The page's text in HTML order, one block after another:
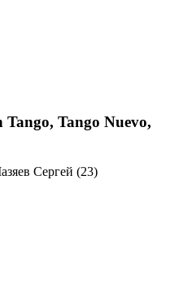
Tango Nuevo,
Сергей (23)